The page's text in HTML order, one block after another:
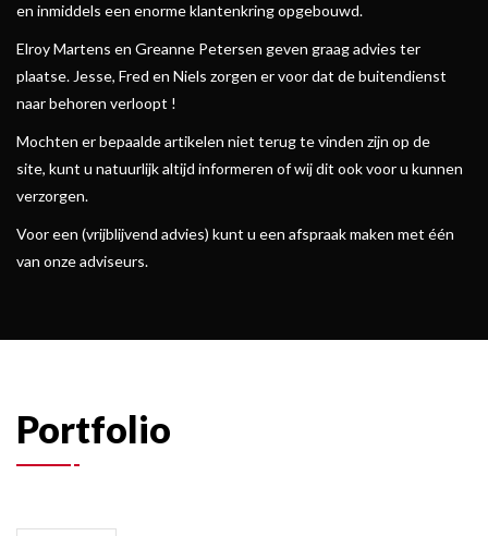
en inmiddels een enorme klantenkring opgebouwd.
Elroy Martens en Greanne Petersen geven graag advies ter
plaatse. Jesse, Fred en Niels zorgen er voor dat de buitendienst
naar behoren verloopt !
Mochten er bepaalde artikelen niet terug te vinden zijn op de
site, kunt u natuurlijk altijd informeren of wij dit ook voor u kunnen
verzorgen.
Voor een (vrijblijvend advies) kunt u een afspraak maken met één
van onze adviseurs.
Portfolio